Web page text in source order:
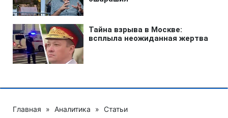
Главная » Аналитика » Статьи